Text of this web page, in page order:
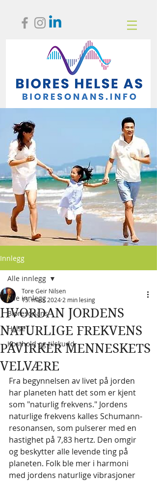
Innlegg
Alle innlegg
Bioresonans
Helse
Kosthold og tilskudd
Alle innlegg
HVORDAN JORDENS
NATURLIGE FREKVENS
PÅVIRKER MENNESKETS
VELVÆRE
Tore Geir Nilsen
15. mars 2024 2 min lesing
Fra begynnelsen av livet på jorden
har planeten hatt det som er kjent
som "naturlig frekvens." Jordens
naturlige frekvens kalles Schumann-
resonansen, som pulserer med en
hastighet på 7,83 hertz. Den omgir
og beskytter alle levende ting på
planeten. Folk ble mer i harmoni
med jordens naturlige vibrasjoner